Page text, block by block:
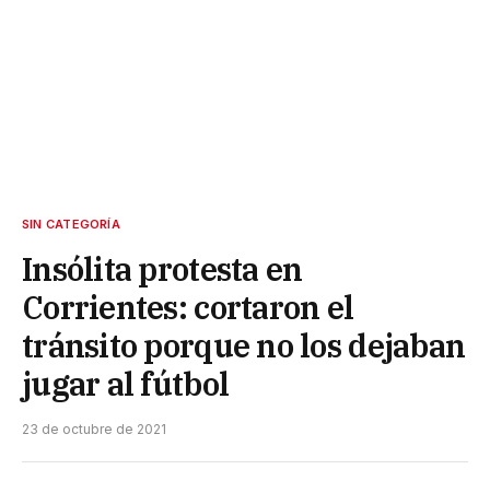
SIN CATEGORÍA
Insólita protesta en
Corrientes: cortaron el
tránsito porque no los dejaban
jugar al fútbol
23 de octubre de 2021